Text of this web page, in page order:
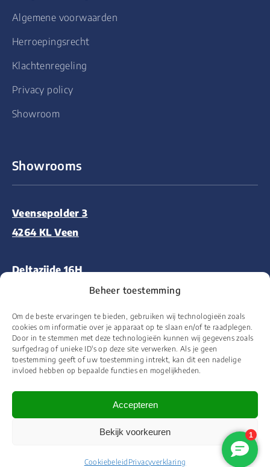
Beheer toestemming
Om de beste ervaringen te bieden, gebruiken wij technologieën zoals
cookies om informatie over je apparaat op te slaan en/of te raadplegen.
Door in te stemmen met deze technologieën kunnen wij gegevens zoals
surfgedrag of unieke ID's op deze site verwerken. Als je geen
toestemming geeft of uw toestemming intrekt, kan dit een nadelige
invloed hebben op bepaalde functies en mogelijkheden.
Accepteren
Bekijk voorkeuren
Cookiebeleid Privacyverklaring
Algemene voorwaarden
Herroepingsrecht
Klachtenregeling
Privacy policy
Showroom
Showrooms
Veensepolder 3
4264 KL Veen
Deltazijde 16H
1261 ZM Blaricum
Aalsmeerderweg 227
1432 CM Aalsmeer
Wooms